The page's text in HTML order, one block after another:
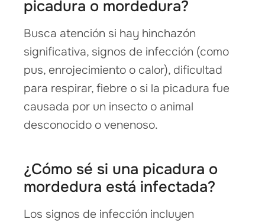
picadura o mordedura?
Busca atención si hay hinchazón
significativa, signos de infección (como
pus, enrojecimiento o calor), dificultad
para respirar, fiebre o si la picadura fue
causada por un insecto o animal
desconocido o venenoso.
¿Cómo sé si una picadura o
mordedura está infectada?
Los signos de infección incluyen